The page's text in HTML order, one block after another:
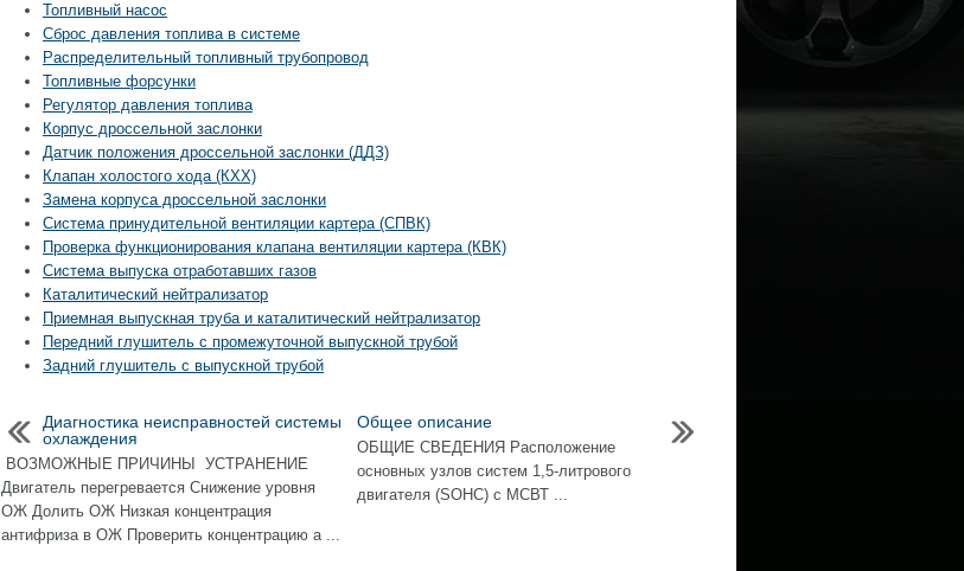
Топливный насос
Сброс давления топлива в системе
Распределительный топливный трубопровод
Топливные форсунки
Регулятор давления топлива
Корпус дроссельной заслонки
Датчик положения дроссельной заслонки (ДДЗ)
Клапан холостого хода (КХХ)
Замена корпуса дроссельной заслонки
Система принудительной вентиляции картера (СПВК)
Проверка функционирования клапана вентиляции картера (КВК)
Система выпуска отработавших газов
Каталитический нейтрализатор
Приемная выпускная труба и каталитический нейтрализатор
Передний глушитель с промежуточной выпускной трубой
Задний глушитель с выпускной трубой
Диагностика неисправностей системы
охлаждения
ВОЗМОЖНЫЕ ПРИЧИНЫ УСТРАНЕНИЕ
Двигатель перегревается Снижение уровня
ОЖ Долить ОЖ Низкая концентрация
антифриза в ОЖ Проверить концентрацию а ...
Общее описание
ОБЩИЕ СВЕДЕНИЯ Расположение
основных узлов систем 1,5-литрового
двигателя (SOHC) с МСВТ ...